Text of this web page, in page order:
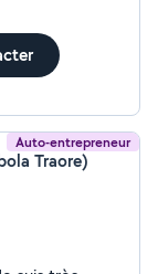
Auto-entrepreneur
Traore)